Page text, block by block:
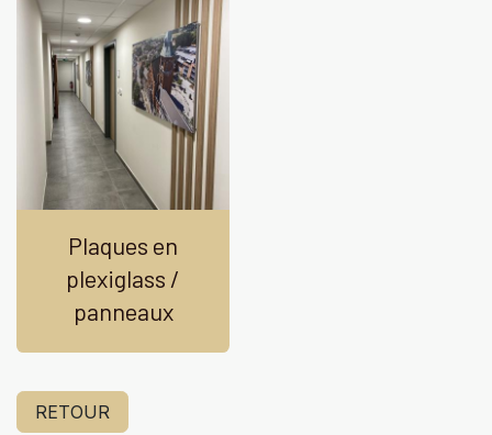
Plaques en
plexiglass /
panneaux
RETOUR